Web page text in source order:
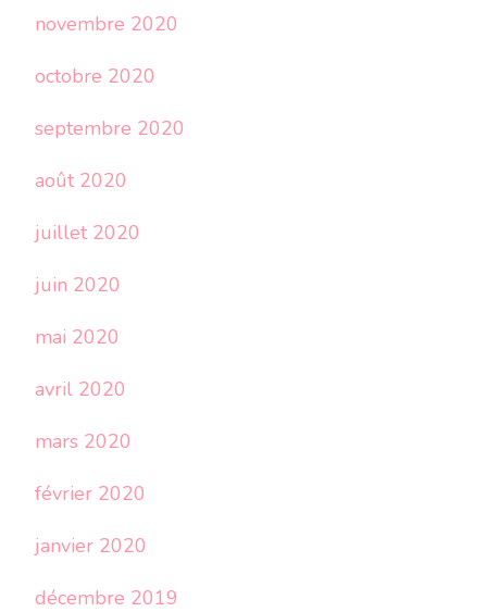
novembre 2020
octobre 2020
septembre 2020
août 2020
juillet 2020
juin 2020
mai 2020
avril 2020
mars 2020
février 2020
janvier 2020
décembre 2019